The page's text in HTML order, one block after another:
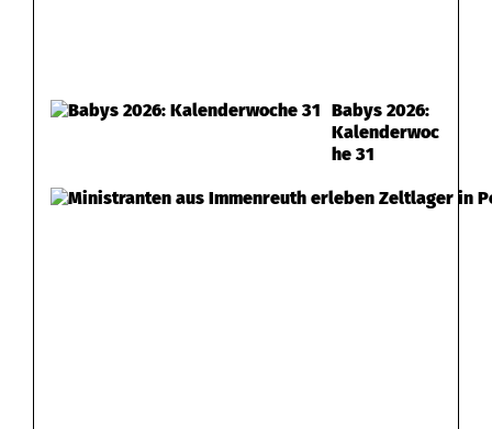
Babys 2026:
Kalenderwoc
he 31